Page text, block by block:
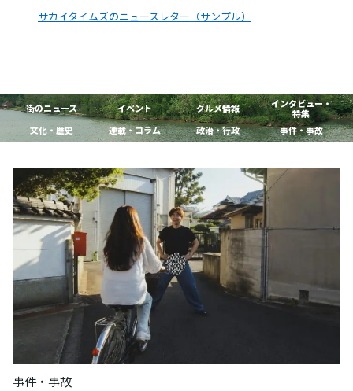
サカイタイムズのニュースレター（サンプル）
街のニュース イベント グルメ情報
インタビュー・
特集
文化・歴史
連載・コラム 政治・行政 事件・事故
事件・事故